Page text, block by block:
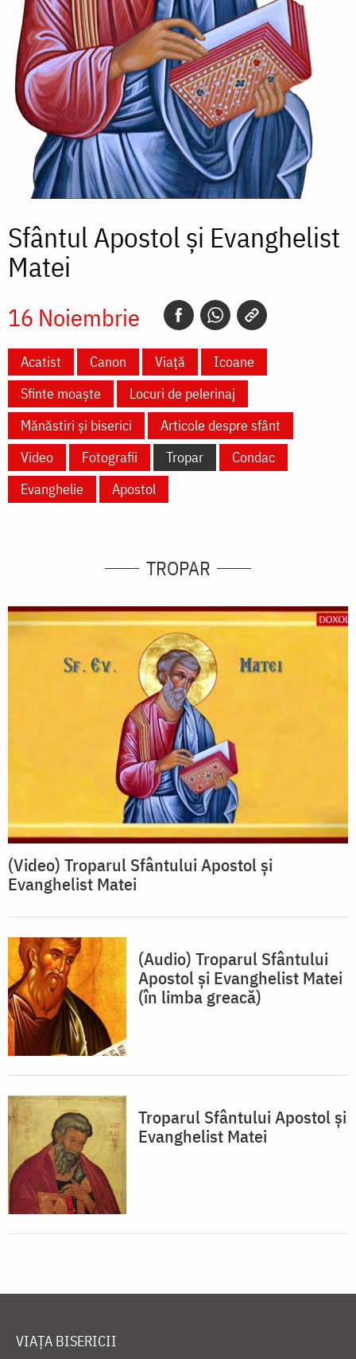
Sfântul Apostol și Evanghelist
Matei
16 Noiembrie
Acatist Canon Viață
Icoane
Sfinte moaște
Locuri de pelerinaj
Mănăstiri și biserici
Articole despre sfânt
Video
Fotografii Tropar
Condac
Evanghelie
Apostol
TROPAR
(Video) Troparul Sfântului Apostol și
Evanghelist Matei
(Audio) Troparul Sfântului
Apostol și Evanghelist Matei
(în limba greacă)
Troparul Sfântului Apostol şi
Evanghelist Matei
VIAȚA BISERICII